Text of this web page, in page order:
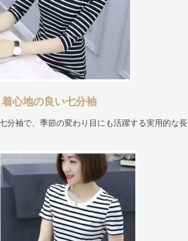
着心地の良い七分袖
分袖で、季節の変わり目にも活躍する実用的な長